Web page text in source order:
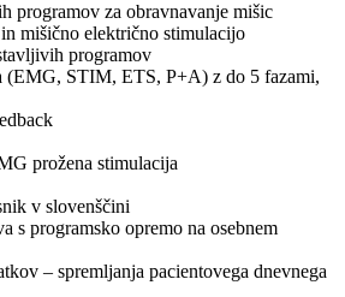
programov za obravnavanje mišic
mišično električno stimulacijo
programov
(EMG, STIM, ETS, P+A) z do 5 fazami,
prožena stimulacija
v slovenščini
s programsko opremo na osebnem
– spremljanja pacientovega dnevnega